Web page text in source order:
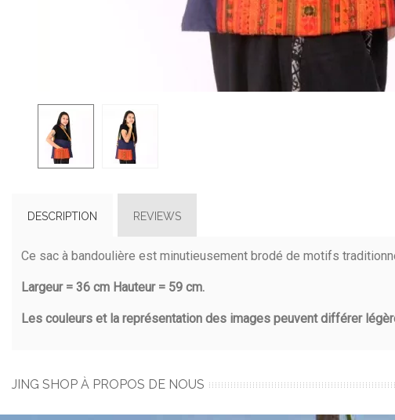
DESCRIPTION REVIEWS
Ce sac à bandoulière est minutieusement brodé de motifs
Largeur = 36 cm Hauteur = 59 cm.
Les couleurs et la représentation des images peuvent différer
JING SHOP À PROPOS DE NOUS